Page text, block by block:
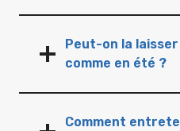
Peut-on la
comme en été ?
Comment